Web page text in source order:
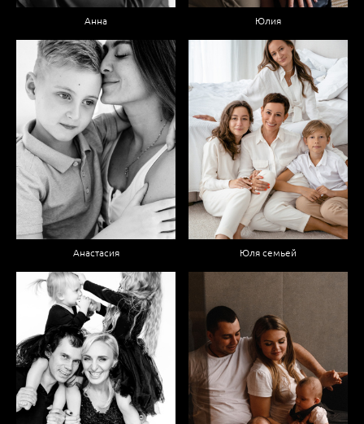
Анна Юлия
Анастасия Юля семьей